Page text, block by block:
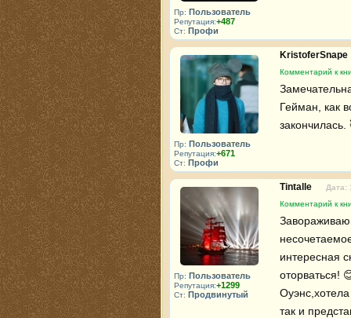
Пр: Пользователь
Репутация:+487
Ст: Профи
Пр: Пользователь
Репутация:+671
Ст: Профи
KristoferSnape
Комментарий к
Гейман, как
Пр: Пользователь
Репутация:+1299
Ст: Продвинутый
Tintalle
Дата:
Комментарий к
интересная
оторваться!
так и